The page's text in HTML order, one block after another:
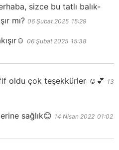
sizce bu tatlı balık-
mı? 06 Şubat 2025 15:29
06 Şubat 2025 15:38
oldu çok teşekkürler ☺️💕 13
sağlık😊 14 Nisan 2022 01:02